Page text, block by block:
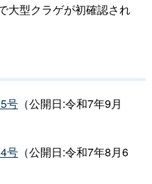
大型クラゲが初確認され
号（公開日:令和7年9月
号（公開日:令和7年8月6